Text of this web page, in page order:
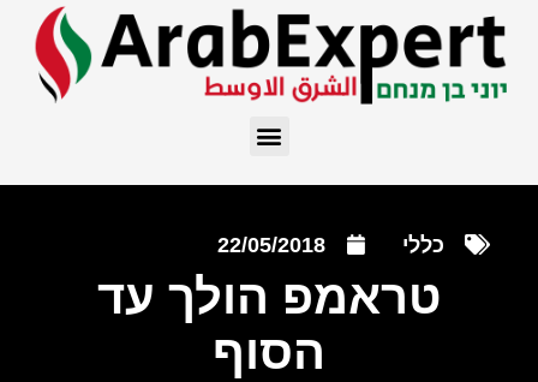
כללי 22/05/2018
טראמפ הולך עד
הסוף